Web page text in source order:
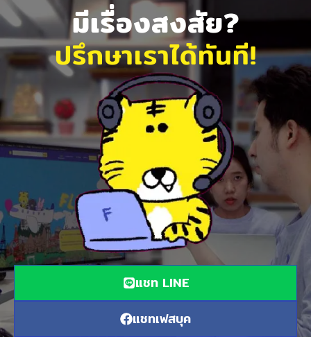
มีเรื่องสงสัย?
ปรึกษาเราได้ทันที!
แชท LINE
แชทเฟสบุค